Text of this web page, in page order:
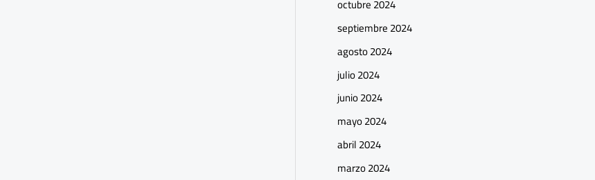
octubre 2024
septiembre 2024
agosto 2024
julio 2024
junio 2024
mayo 2024
abril 2024
marzo 2024